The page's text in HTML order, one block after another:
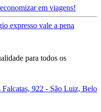
em viagens!
expresso vale a pena
para todos os
Falcatas, 922 - São Luiz, Belo